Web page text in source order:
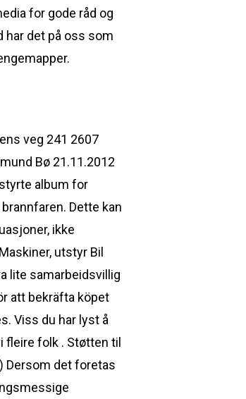
for gode råd og
har det på oss som
veg 241 2607
Bø 21.11.2012
album for
Dette kan
ikke
utstyr Bil
lite samarbeidsvillig
att bekräfta köpet
Viss du har lyst å
fleire folk . Støtten til
Dersom det foretas